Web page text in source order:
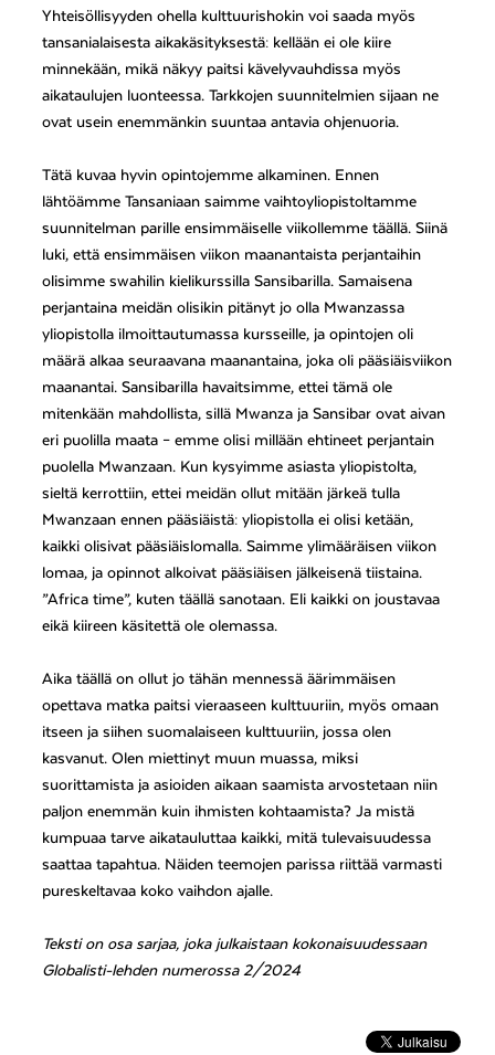
Yhteisöllisyyden ohella kulttuurishokin voi saada myös
tansanialaisesta aikakäsityksestä: kellään ei ole kiire
minnekään, mikä näkyy paitsi kävelyvauhdissa myös
aikataulujen luonteessa. Tarkkojen suunnitelmien sijaan ne
ovat usein enemmänkin suuntaa antavia ohjenuoria.
Tätä kuvaa hyvin opintojemme alkaminen. Ennen
lähtöämme Tansaniaan saimme vaihtoyliopistoltamme
suunnitelman parille ensimmäiselle viikollemme täällä. Siinä
luki, että ensimmäisen viikon maanantaista perjantaihin
olisimme swahilin kielikurssilla Sansibarilla. Samaisena
perjantaina meidän olisikin pitänyt jo olla Mwanzassa
yliopistolla ilmoittautumassa kursseille, ja opintojen oli
määrä alkaa seuraavana maanantaina, joka oli pääsiäisviikon
maanantai. Sansibarilla havaitsimme, ettei tämä ole
mitenkään mahdollista, sillä Mwanza ja Sansibar ovat aivan
eri puolilla maata – emme olisi millään ehtineet perjantain
puolella Mwanzaan. Kun kysyimme asiasta yliopistolta,
sieltä kerrottiin, ettei meidän ollut mitään järkeä tulla
Mwanzaan ennen pääsiäistä: yliopistolla ei olisi ketään,
kaikki olisivat pääsiäislomalla. Saimme ylimääräisen viikon
lomaa, ja opinnot alkoivat pääsiäisen jälkeisenä tiistaina.
”Africa time”, kuten täällä sanotaan. Eli kaikki on joustavaa
eikä kiireen käsitettä ole olemassa.
Aika täällä on ollut jo tähän mennessä äärimmäisen
opettava matka paitsi vieraaseen kulttuuriin, myös omaan
itseen ja siihen suomalaiseen kulttuuriin, jossa olen
kasvanut. Olen miettinyt muun muassa, miksi
suorittamista ja asioiden aikaan saamista arvostetaan niin
paljon enemmän kuin ihmisten kohtaamista? Ja mistä
kumpuaa tarve aikatauluttaa kaikki, mitä tulevaisuudessa
saattaa tapahtua. Näiden teemojen parissa riittää varmasti
pureskeltavaa koko vaihdon ajalle.
Teksti on osa sarjaa, joka julkaistaan kokonaisuudessaan
Globalisti-lehden numerossa 2/2024